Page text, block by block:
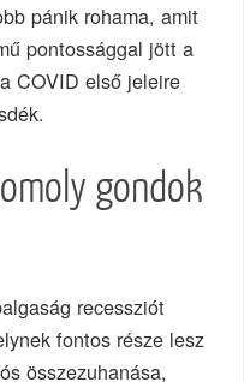
pánik rohama, amit
pontossággal jött a
COVID első jeleire
gondok
recessziót
fontos része lesz
összezuhanása,